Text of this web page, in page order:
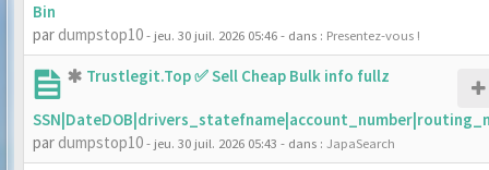
Bin
par dumpstop10- jeu. 30 juil. 2026 05:46- dans : Presentez-vous !
Trustlegit.Top ✅ Sell Cheap Bulk info fullz
par dumpstop10- jeu. 30 juil. 2026 05:43 - dans : JapaSearch